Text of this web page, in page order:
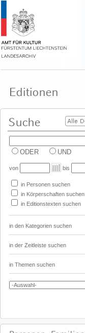
ODER UND
von bis
in Personen suchen
in Körperschaften suchen
in Editionstexten suchen
in den Kategorien suchen
in der Zeitleiste suchen
in Themen suchen